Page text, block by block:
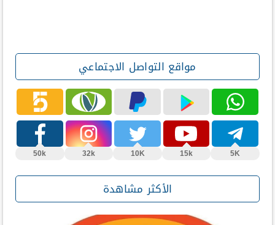
مواقع التواصل الاجتماعي
5K
15k
10K
32k
50k
الأكثر مشاهدة